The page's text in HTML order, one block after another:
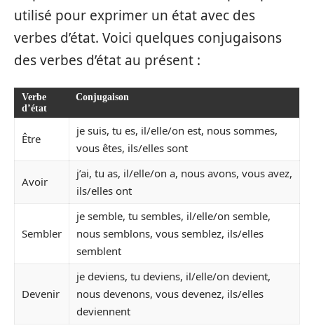
utilisé pour exprimer un état avec des
verbes d’état. Voici quelques conjugaisons
des verbes d’état au présent :
Verbe
d’état
Conjugaison
Être
je suis, tu es, il/elle/on est, nous sommes,
vous êtes, ils/elles sont
Avoir
j’ai, tu as, il/elle/on a, nous avons, vous avez,
ils/elles ont
Sembler
je semble, tu sembles, il/elle/on semble,
nous semblons, vous semblez, ils/elles
semblent
Devenir
je deviens, tu deviens, il/elle/on devient,
nous devenons, vous devenez, ils/elles
deviennent